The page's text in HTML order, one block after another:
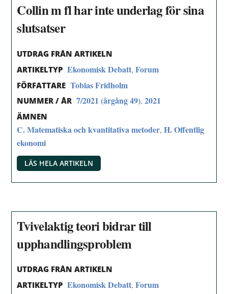
Collin m fl har inte underlag för sina
slutsatser
UTDRAG FRÅN ARTIKELN
ARTIKELTYP Ekonomisk Debatt,Forum
FÖRFATTARE Tobias Fridholm
NUMMER / ÅR 7/2021 (årgång 49),2021
ÄMNEN
C. Matematiska och kvantitativa metoder,H. Offentlig
ekonomi
LÄS HELA ARTIKELN
Tvivelaktig teori bidrar till
upphandlingsproblem
UTDRAG FRÅN ARTIKELN
ARTIKELTYP Ekonomisk Debatt,Forum